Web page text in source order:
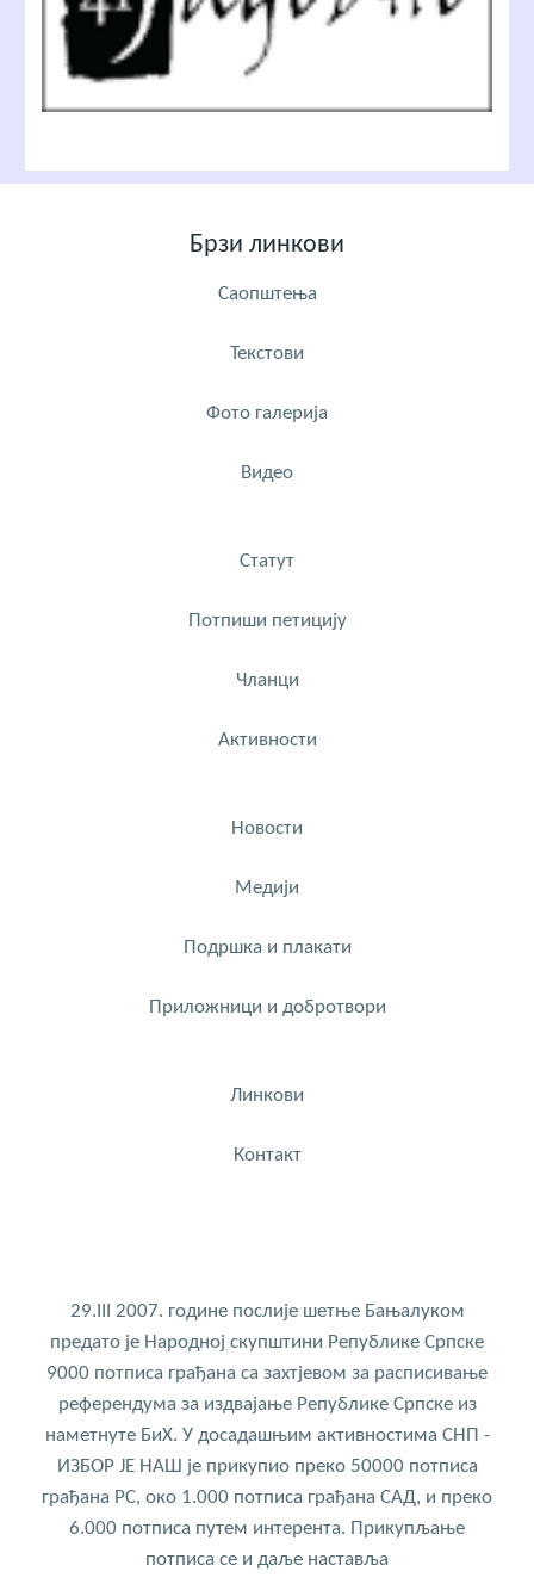
Брзи линкови
Саопштења
Текстови
Фото галерија
Видео
Статут
Потпиши петицију
Чланци
Активности
Новости
Медији
Подршка и плакати
Приложници и добротвори
Линкови
Контакт
29.III 2007. године послије шетње Бањалуком
предато је Народној скупштини Републике Српске
9000 потписа грађана са захтјевом за расписивање
референдума за издвајање Републике Српске из
наметнуте БиХ. У досадашњим активностима СНП -
ИЗБОР ЈЕ НАШ је прикупио преко 50000 потписа
грађана РС, око 1.000 потписа грађана САД, и преко
6.000 потписа путем интерента. Прикупљање
потписа се и даље наставља